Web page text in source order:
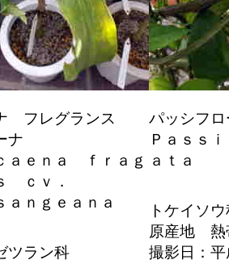
フレグランス
ナ
ａｅｎａ ｆｒａｇ
ｃｖ．
ａｎｇｅａｎａ
ツラン科
パッシフ
Ｐａｓｓ
ａｔａ
トケイソ
原産地 熱
撮影日：